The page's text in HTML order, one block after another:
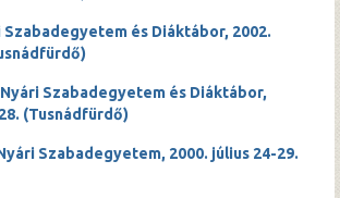
Szabadegyetem és Diáktábor, 2002.
Szabadegyetem és Diáktábor,
(Tusnádfürdő)
Szabadegyetem, 2000. július 24-29.